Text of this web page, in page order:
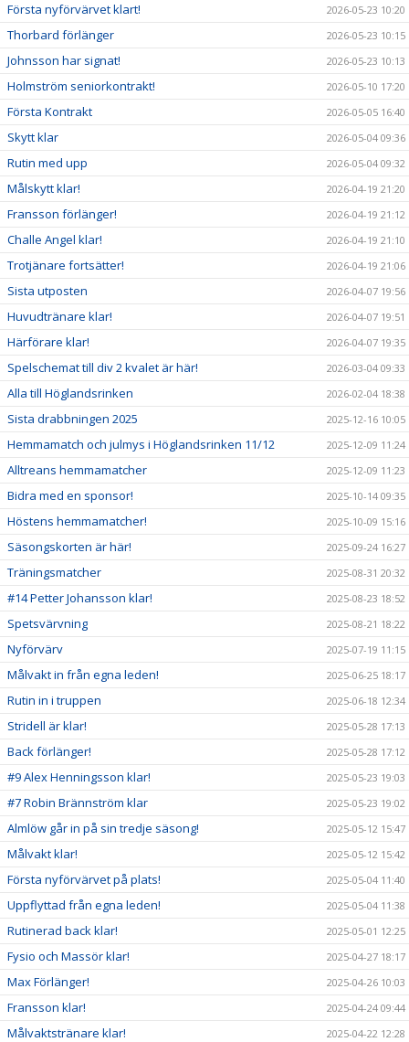
Första nyförvärvet klart! 2026-05-23 10:20
Thorbard förlänger 2026-05-23 10:15
Johnsson har signat! 2026-05-23 10:13
Holmström seniorkontrakt! 2026-05-10 17:20
Första Kontrakt 2026-05-05 16:40
Skytt klar 2026-05-04 09:36
Rutin med upp 2026-05-04 09:32
Målskytt klar! 2026-04-19 21:20
Fransson förlänger! 2026-04-19 21:12
Challe Angel klar! 2026-04-19 21:10
Trotjänare fortsätter! 2026-04-19 21:06
Sista utposten 2026-04-07 19:56
Huvudtränare klar! 2026-04-07 19:51
Härförare klar! 2026-04-07 19:35
Spelschemat till div 2 kvalet är här! 2026-03-04 09:33
Alla till Höglandsrinken 2026-02-04 18:38
Sista drabbningen 2025 2025-12-16 10:05
Hemmamatch och julmys i Höglandsrinken 11/12 2025-12-09 11:24
Alltreans hemmamatcher 2025-12-09 11:23
Bidra med en sponsor! 2025-10-14 09:35
Höstens hemmamatcher! 2025-10-09 15:16
Säsongskorten är här! 2025-09-24 16:27
Träningsmatcher 2025-08-31 20:32
#14 Petter Johansson klar! 2025-08-23 18:52
Spetsvärvning 2025-08-21 18:22
Nyförvärv 2025-07-19 11:15
Målvakt in från egna leden! 2025-06-25 18:17
Rutin in i truppen 2025-06-18 12:34
Stridell är klar! 2025-05-28 17:13
Back förlänger! 2025-05-28 17:12
#9 Alex Henningsson klar! 2025-05-23 19:03
#7 Robin Brännström klar 2025-05-23 19:02
Almlöw går in på sin tredje säsong! 2025-05-12 15:47
Målvakt klar! 2025-05-12 15:42
Första nyförvärvet på plats! 2025-05-04 11:40
Uppflyttad från egna leden! 2025-05-04 11:38
Rutinerad back klar! 2025-05-01 12:25
Fysio och Massör klar! 2025-04-27 18:17
Max Förlänger! 2025-04-26 10:03
Fransson klar! 2025-04-24 09:44
Målvaktstränare klar! 2025-04-22 12:28